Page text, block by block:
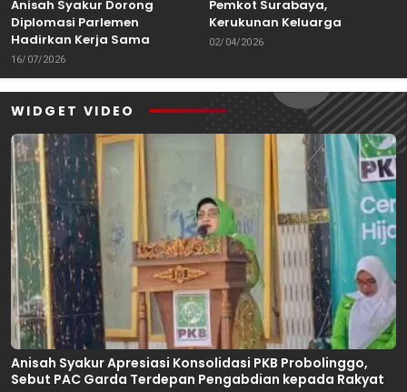
Anisah Syakur Dorong
Diplomasi Parlemen
Hadirkan Kerja Sama
Internasional yang
16/07/2026
Pemkot Surabaya,
Kerukunan Keluarga
Kalimantan Dorong
02/04/2026
WIDGET VIDEO
Anisah Syakur Apresiasi Konsolidasi PKB Probolinggo,
Sebut PAC Garda Terdepan Pengabdian kepada Rakyat